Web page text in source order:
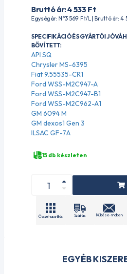
EGYÉB
Bruttó ár: 4 533 Ft
Egységár: N°3 569 Ft/L | Bruttó ár: 4
SPECIFIKÁCIÓ ÉS GYÁRTÓI
BŐVÍTETT:
API SQ
Chrysler MS-6395
Fiat 9.55535-CR1
Ford WSS-M2C947-A
Ford WSS-M2C947-B1
Ford WSS-M2C962-A1
GM 6094 M
GM dexos1 Gen 3
ILSAC GF-7A
15 db készleten
Összehasonlítás Szállítás Küldés e-mailben